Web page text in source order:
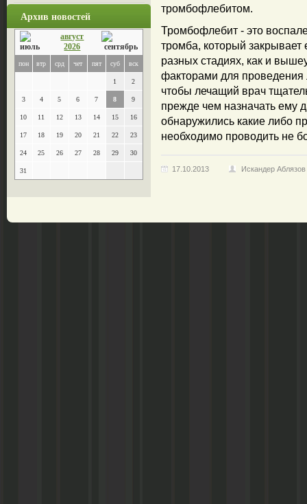
Архив новостей
август
2026
пон втр срд чет пят суб вск
1 2
3 4 5 6 7 8 9
10 11 12 13 14 15 16
17 18 19 20 21 22 23
24 25 26 27 28 29 30
31
тромбофлебитом.
Тромбофлебит - это
тромба, который закрывает
разных стадиях, как и
факторами для
чтобы лечащий врач
прежде чем назначать ему
обнаружились какие либо
необходимо проводить не
17.10.2013 Искандер Аблязов